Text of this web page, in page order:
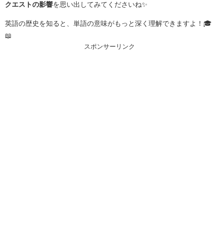
クエストの影響を思い出してみてくださいね✨
英語の歴史を知ると、単語の意味がもっと深く理解できますよ！🎓
📖
スポンサーリンク